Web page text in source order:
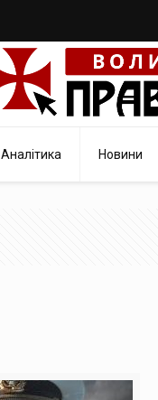
Аналітика Новини